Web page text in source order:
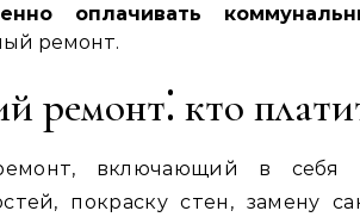
оплачивать
ремонт.
ремонт⁚ кто
включающий в себя
покраску стен, замену